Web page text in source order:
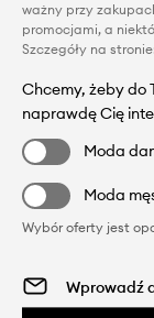
ważny przy
promocjami, a
Szczegóły na
Chcemy, żeby do
naprawdę Cię
Moda
Moda
Wybór oferty jest